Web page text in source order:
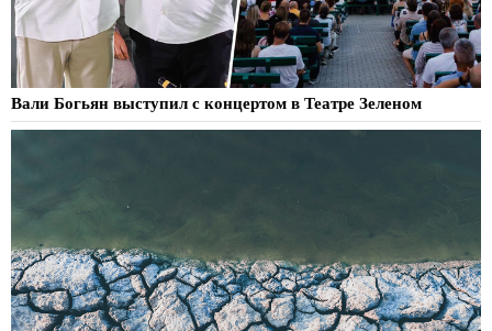
Вали Богьян выступил с концертом в Театре Зеленом